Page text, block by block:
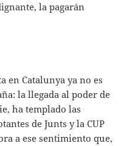
la pagarán
en Catalunya ya no es
la llegada al poder de
ha templado las
de Junts y la CUP
a ese sentimiento que,